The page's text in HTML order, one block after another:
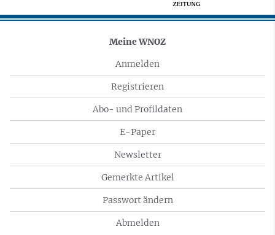
Meine WNOZ
Anmelden
Registrieren
Abo- und Profildaten
E-Paper
Newsletter
Gemerkte Artikel
Passwort ändern
Abmelden